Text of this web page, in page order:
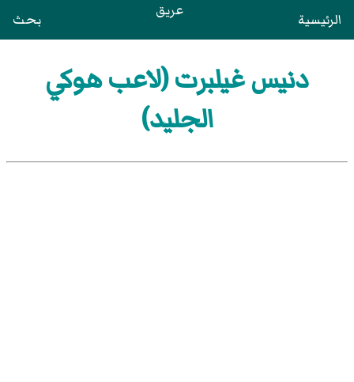
الرئيسية عريق بحث
دنيس غيلبرت (لاعب هوكي
الجليد)